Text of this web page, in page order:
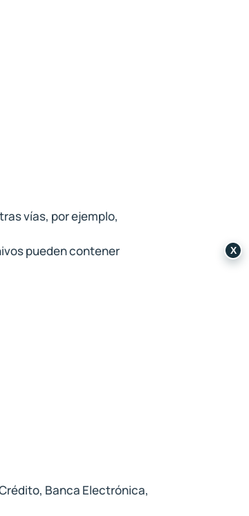
vías, por ejemplo,
pueden contener
Banca Electrónica,
X